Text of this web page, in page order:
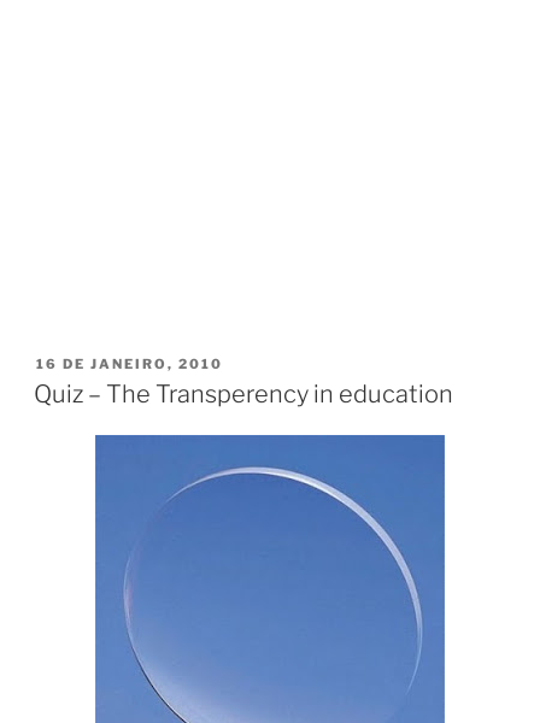
PUBLICADO
EM
16 DE JANEIRO, 2010
Quiz – The Transperency in education